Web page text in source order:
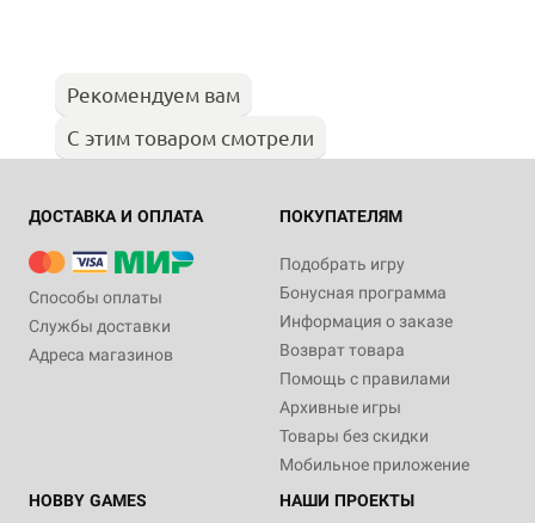
Рекомендуем вам
С этим товаром смотрели
ДОСТАВКА И ОПЛАТА
Способы оплаты
Службы доставки
Адреса магазинов
ПОКУПАТЕЛЯМ
Подобрать игру
Бонусная программа
Информация о заказе
Возврат товара
Помощь с правилами
Архивные игры
Товары без скидки
Мобильное приложение
HOBBY GAMES
НАШИ ПРОЕКТЫ